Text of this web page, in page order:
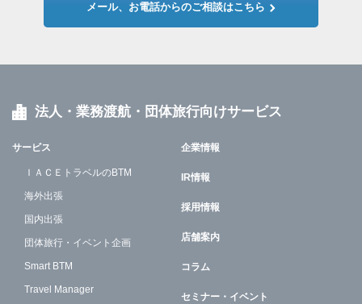
メール、お電話からのご相談はこちら
法人・業務渡航・団体旅行向けサービス
サービス
ＩＡＣＥトラベルのBTM
海外出張
国内出張
団体旅行・イベント企画
Smart BTM
Travel Manager
企業情報
IR情報
採用情報
店舗案内
コラム
セミナー・イベント